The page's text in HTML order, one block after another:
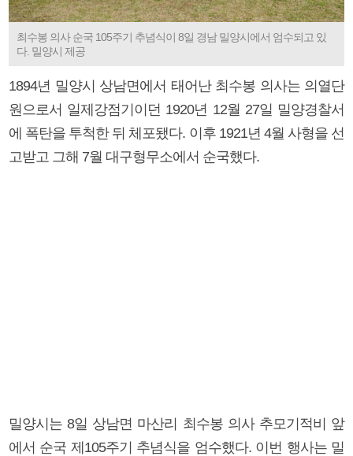
최수봉 의사 순국 105주기 추념식이 8일 경남 밀양시에서 엄수되고 있
다. 밀양시 제공
1894년 밀양시 상남면에서 태어난 최수봉 의사는 의열단
원으로서 일제강점기이던 1920년 12월 27일 밀양경찰서
에 폭탄을 투척한 뒤 체포됐다. 이후 1921년 4월 사형을 선
고받고 그해 7월 대구형무소에서 순국했다.
밀양시는 8일 상남면 마산리 최수봉 의사 추모기적비 앞
에서 순국 제105주기 추념식을 엄수했다. 이번 행사는 밀